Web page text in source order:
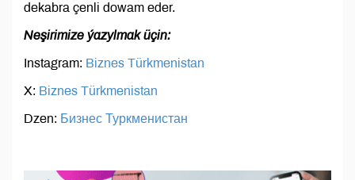
dekabra çenli dowam eder.
Neşirimize ýazylmak üçin:
Instagram: Biznes Türkmenistan
X: Biznes Türkmenistan
Dzen: Бизнес Туркменистан